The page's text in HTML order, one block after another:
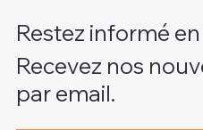
Restez informé
Recevez nos
par email.
Veuillez indiquer votre